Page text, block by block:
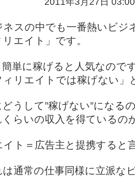
ネスの中でも一番熱いビジ
エイト」です。
単に稼げると人気なので
ィリエイトでは稼げない」
うして”稼げない”になる
くらいの収入を得ているの
イト＝広告主と提携すると
通常の仕事同様に立派な